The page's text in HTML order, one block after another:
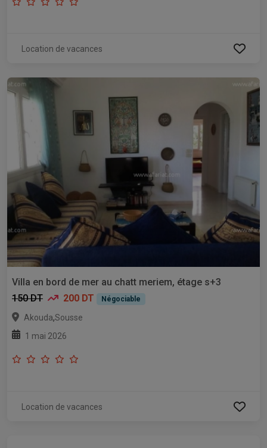
Location de vacances
Villa en bord de mer au chatt meriem, étage s+3
150 DT
200 DT Négociable
Akouda,Sousse
1 mai 2026
Location de vacances